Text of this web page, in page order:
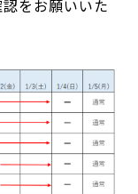
をお願いいた